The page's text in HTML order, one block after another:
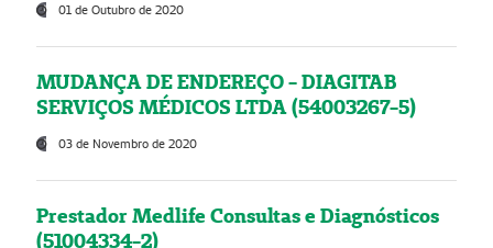
01 de Outubro de 2020
MUDANÇA DE ENDEREÇO - DIAGITAB
SERVIÇOS MÉDICOS LTDA (54003267-5)
03 de Novembro de 2020
Prestador Medlife Consultas e Diagnósticos
(51004334-2)